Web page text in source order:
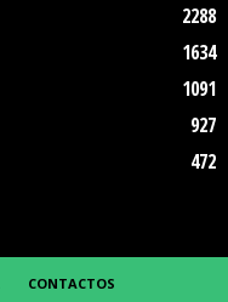
2288
1634
1091
927
472
CONTACTOS